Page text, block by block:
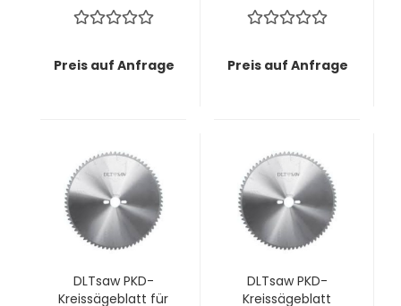
Perfekte
Vorritzaggregat
Preis auf Anfrage
mm z54 MMT -
in faserigen oder
zähen Materialien
Preis auf Anfrage
DLTsaw PKD-
Kreissägeblatt für
DLTsaw PKD-
Kreissägeblatt